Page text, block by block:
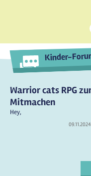
1
Kinder-
Warrior cats RPG
Mitmachen
Hey,